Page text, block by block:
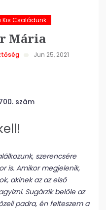
Kis Családunk
Mária
Jun 25, 2021
szám
szerencsére
is. Amikor megjelenik,
akinek az az első
Sugárzik belőle az
padra, én felteszem a